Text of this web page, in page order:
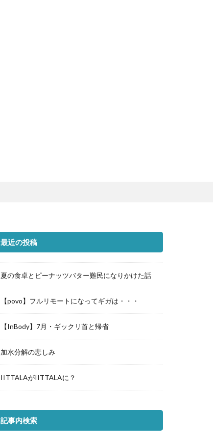
最近の投稿
夏の食卓とピーナッツバター難民になりかけた話
【povo】フルリモートになってギガは・・・
【InBody】7月・ギックリ首と帰省
加水分解の悲しみ
IITTALAがIITTALAに？
記事内検索